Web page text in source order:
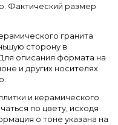
Фактический размер
гранита
сторону в
описания формата на
и других носителях
и керамического
по цвету, исходя
о тоне указана на